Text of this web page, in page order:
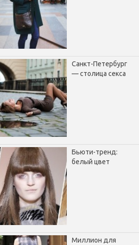
Санкт-Петербург
— столица секса
Бьюти-тренд:
белый цвет
Миллион для